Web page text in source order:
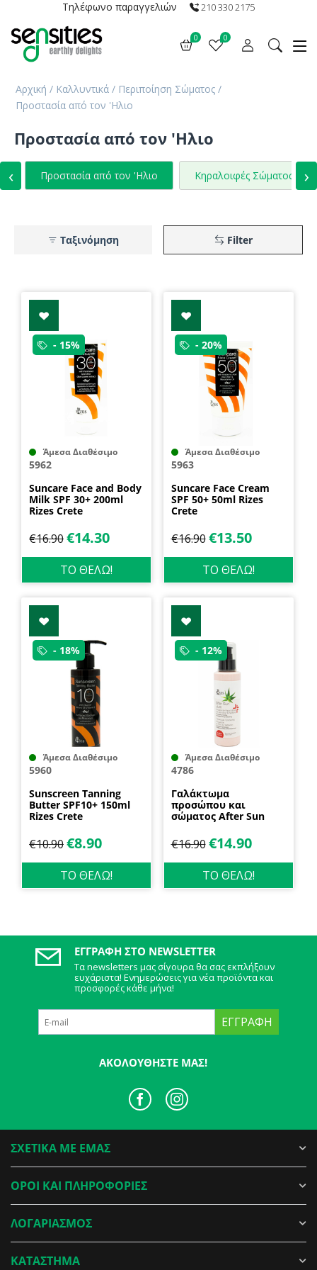
Τηλέφωνο παραγγελιών 210 330 2175
0 0
Αρχική / Καλλυντικά / Περιποίηση Σώματος /
Προστασία από τον 'Ηλιο
Προστασία από τον 'Ηλιο
‹ Προστασία από τον 'Ηλιο Κηραλοιφές Σώματος ›
Filter
Ταξινόμηση
- 15%
Άμεσα Διαθέσιμο
5962
Suncare Face and Body
Milk SPF 30+ 200ml
Rizes Crete
€16.90€14.30
ΤΟ ΘΕΛΩ!
- 20%
Άμεσα Διαθέσιμο
5963
Suncare Face Cream
SPF 50+ 50ml Rizes
Crete
€16.90 €13.50
ΤΟ ΘΕΛΩ!
- 18%
Άμεσα Διαθέσιμο
5960
Sunscreen Tanning
Butter SPF10+ 150ml
Rizes Crete
€10.90€8.90
ΤΟ ΘΕΛΩ!
- 12%
Άμεσα Διαθέσιμο
4786
Γαλάκτωμα
προσώπου και
σώματος After Sun
€16.90 €14.90
ΤΟ ΘΕΛΩ!
ΕΓΓΡΑΦΉ ΣΤΟ NEWSLETTER
Τα newsletters μας σίγουρα θα σας εκπλήξουν
ευχάριστα! Ενημερώσεις για νέα προϊόντα και
προσφορές κάθε μήνα!
ΕΓΓΡΑΦΉ
ΑΚΟΛΟΥΘΉΣΤΕ ΜΑΣ!
ΣΧΕΤΙΚΑ ΜΕ ΕΜΑΣ
ΟΡΟΙ ΚΑΙ ΠΛΗΡΟΦΟΡΙΕΣ
ΛΟΓΑΡΙΑΣΜΟΣ
ΚΑΤΑΣΤΗΜΑ